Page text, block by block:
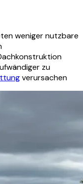
weniger nutzbare
zu
verursachen